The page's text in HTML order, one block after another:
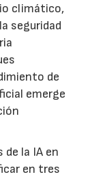
climático,
seguridad
de
emerge
la IA en
en tres